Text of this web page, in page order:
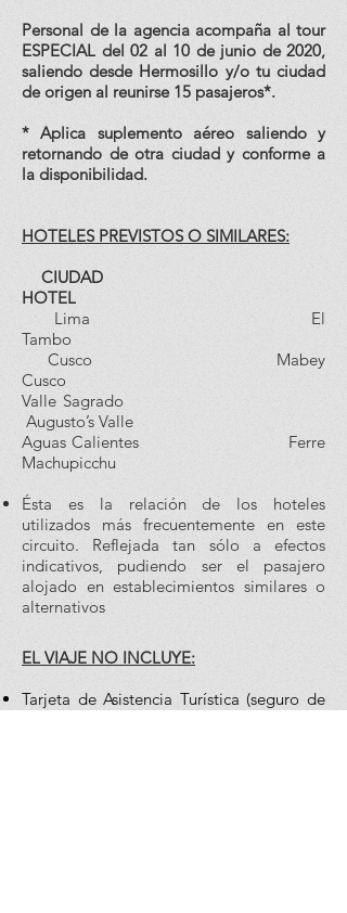
Personal de la agencia acompaña al tour
ESPECIAL del 02 al 10 de junio de 2020,
saliendo desde Hermosillo y/o tu ciudad
de origen al reunirse 15 pasajeros*.
* Aplica suplemento aéreo saliendo y
retornando de otra ciudad y conforme a
la disponibilidad.
HOTELES PREVISTOS O SIMILARES:
CIUDAD
HOTEL
Lima El
Tambo
Cusco Mabey
Cusco
Valle Sagrado
Augusto’s Valle
Aguas Calientes Ferre
Machupicchu
Ésta es la relación de los hoteles
utilizados más frecuentemente en este
circuito. Reflejada tan sólo a efectos
indicativos, pudiendo ser el pasajero
alojado en establecimientos similares o
alternativos
EL VIAJE NO INCLUYE:
Tarjeta de Asistencia Turística (seguro de